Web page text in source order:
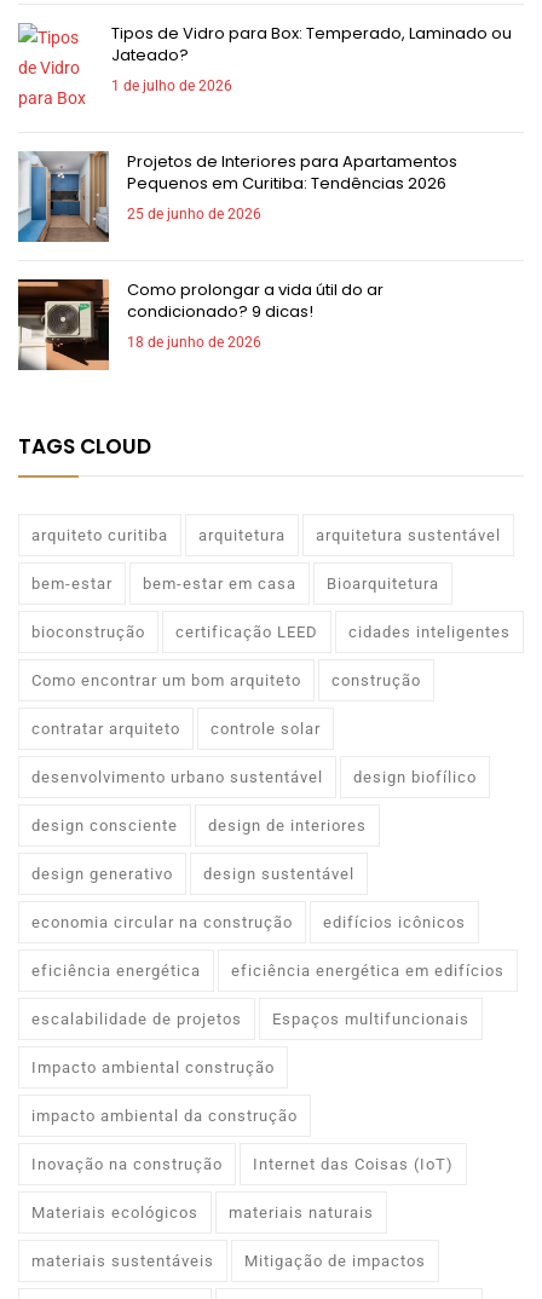
Tipos de Vidro para Box: Temperado, Laminado ou
Jateado?
1 de julho de 2026
Projetos de Interiores para Apartamentos
Pequenos em Curitiba: Tendências 2026
25 de junho de 2026
Como prolongar a vida útil do ar
condicionado? 9 dicas!
18 de junho de 2026
TAGS CLOUD
arquiteto curitiba arquitetura arquitetura sustentável
bem-estar bem-estar em casa Bioarquitetura
bioconstrução certificação LEED cidades inteligentes
Como encontrar um bom arquiteto construção
contratar arquiteto controle solar
desenvolvimento urbano sustentável design biofílico
design consciente design de interiores
design generativo design sustentável
economia circular na construção edifícios icônicos
eficiência energética eficiência energética em edifícios
escalabilidade de projetos Espaços multifuncionais
Impacto ambiental construção
impacto ambiental da construção
Inovação na construção Internet das Coisas (IoT)
Materiais ecológicos materiais naturais
materiais sustentáveis Mitigação de impactos